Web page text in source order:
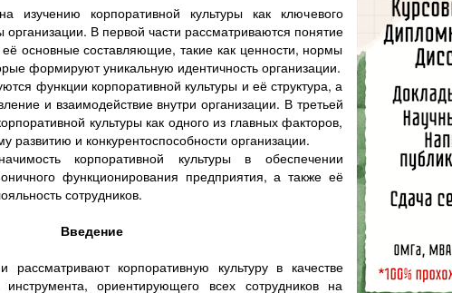
изучению корпоративной культуры как ключевого
В первой части рассматриваются понятие
её основные составляющие, такие как ценности, нормы
формируют уникальную идентичность организации.
функции корпоративной культуры и её структура, а
и взаимодействие внутри организации. В третьей
культуры как одного из главных факторов,
развитию и конкурентоспособности организации.
корпоративной культуры в обеспечении
функционирования предприятия, а также её
сотрудников.
Введение
рассматривают корпоративную культуру в качестве
инструмента, ориентирующего всех сотрудников на